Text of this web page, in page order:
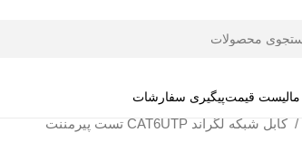
لیست قیمتپیگیری سفارشات
/ کابل شبکه لگراند CAT6UTP تست پیرمننت